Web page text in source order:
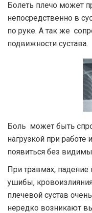
Болеть плечо может
непосредственно в
по руке. А так же
подвижности сустава.
Боль может быть
нагрузкой при работе
появиться без
При травмах, падение
ушибы,
плечевой сустав
нередко возникают